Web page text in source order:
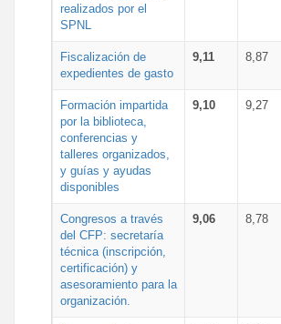
realizados por el
SPNL
Fiscalización de
expedientes de gasto
9,11 8,87
Formación impartida
por la biblioteca,
conferencias y
talleres organizados,
y guías y ayudas
disponibles
9,10 9,27
Congresos a través
del CFP: secretaría
técnica (inscripción,
certificación) y
asesoramiento para la
organización.
9,06 8,78